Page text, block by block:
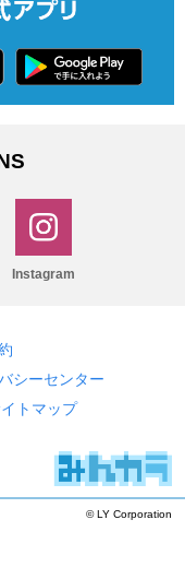
Instagram
シーセンター
トマップ
© LY Corporation